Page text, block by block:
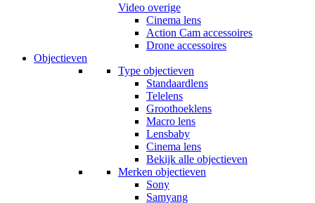
Video overige
Cinema lens
Action Cam accessoires
Drone accessoires
Objectieven
Type objectieven
Standaardlens
Telelens
Groothoeklens
Macro lens
Lensbaby
Cinema lens
Bekijk alle objectieven
Merken objectieven
Sony
Samyang